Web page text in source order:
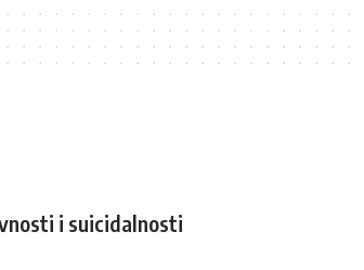
i suicidalnosti